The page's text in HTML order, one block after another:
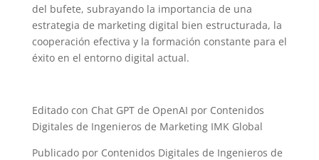
del bufete, subrayando la importancia de una
estrategia de marketing digital bien estructurada, la
cooperación efectiva y la formación constante para el
éxito en el entorno digital actual.
Editado con Chat GPT de OpenAI por Contenidos
Digitales de Ingenieros de Marketing IMK Global
Publicado por Contenidos Digitales de Ingenieros de